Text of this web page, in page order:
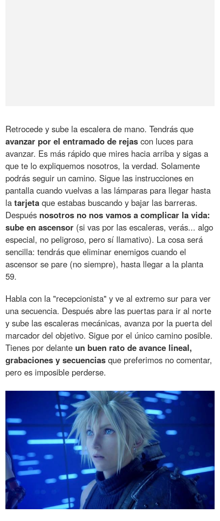
Retrocede y sube la escalera de mano. Tendrás que
avanzar por el entramado de rejas con luces para
avanzar. Es más rápido que mires hacia arriba y sigas a
que te lo expliquemos nosotros, la verdad. Solamente
podrás seguir un camino. Sigue las instrucciones en
pantalla cuando vuelvas a las lámparas para llegar hasta
latarjeta que estabas buscando y bajar las barreras.
Después nosotros no nos vamos a complicar la vida:
sube en ascensor (si vas por las escaleras, verás... algo
especial, no peligroso, pero sí llamativo). La cosa será
sencilla: tendrás que eliminar enemigos cuando el
ascensor se pare (no siempre), hasta llegar a la planta
59.
Habla con la "recepcionista" y ve al extremo sur para ver
una secuencia. Después abre las puertas para ir al norte
y sube las escaleras mecánicas, avanza por la puerta del
marcador del objetivo. Sigue por el único camino posible.
Tienes por delante un buen rato de avance lineal,
grabaciones y secuencias que preferimos no comentar,
pero es imposible perderse.